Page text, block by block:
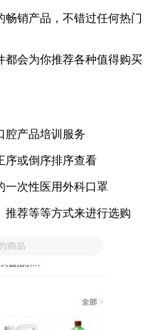
销产品，不错过任何热门
都会为你推荐各种值得购买
腔产品培训服务
序或倒序排序查看
一次性医用外科口罩
推荐等等方式来进行选购